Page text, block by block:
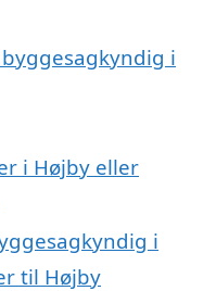
i
i Højby eller
i
til Højby